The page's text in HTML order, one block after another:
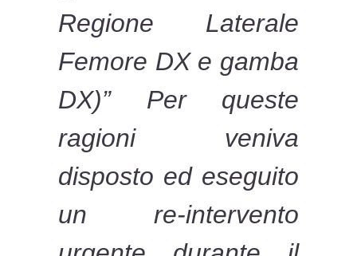
Regione Laterale
Femore DX e gamba
DX)” Per queste
ragioni veniva
disposto ed eseguito
un re-intervento